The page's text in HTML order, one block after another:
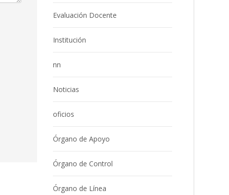
Evaluación Docente
Institución
nn
Noticias
oficios
Órgano de Apoyo
Órgano de Control
Órgano de Línea